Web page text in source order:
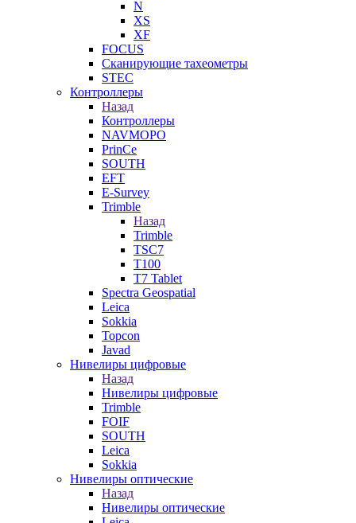
N
XS
XF
FOCUS
Сканирующие тахеометры
STEC
Контроллеры
Назад
Контроллеры
NAVMOPO
PrinCe
SOUTH
EFT
E-Survey
Trimble
Назад
Trimble
TSC7
T100
T7 Tablet
Spectra Geospatial
Leica
Sokkia
Topcon
Javad
Нивелиры цифровые
Назад
Нивелиры цифровые
Trimble
FOIF
SOUTH
Leica
Sokkia
Нивелиры оптические
Назад
Нивелиры оптические